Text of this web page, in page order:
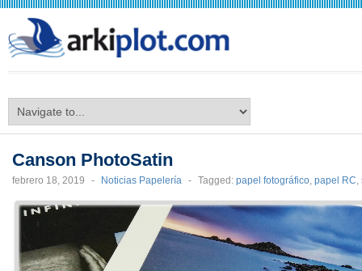
Canson PhotoSatin
febrero 18, 2019 - Noticias Papelería - Tagged: papel fotográfico, papel RC,